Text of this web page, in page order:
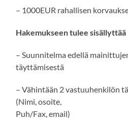
– 1000EUR rahallisen
Hakemukseen tulee sisällyttää
– Suunnitelma edellä
täyttämisestä
– Vähintään 2 vastuuhenkilön
(Nimi, osoite,
Puh/Fax, email)